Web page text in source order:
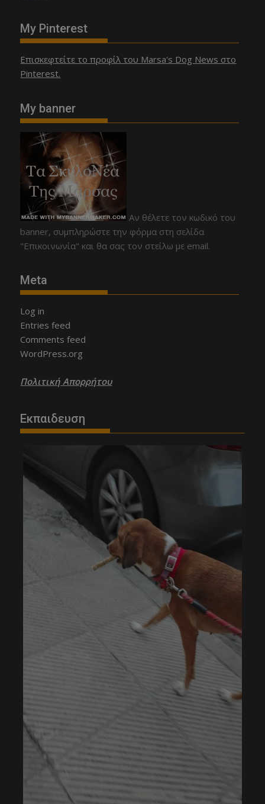
My Pinterest
Επισκεφτείτε το προφίλ του Marsa's Dog News στο
Pinterest.
My banner
Αν θέλετε τον κωδικό του
banner, συμπληρώστε την φόρμα στη σελίδα
"Επικοινωνία" και θα σας τον στείλω με email.
Meta
Log in
Entries feed
Comments feed
WordPress.org
Πολιτική Απορρήτου
Εκπαιδευση